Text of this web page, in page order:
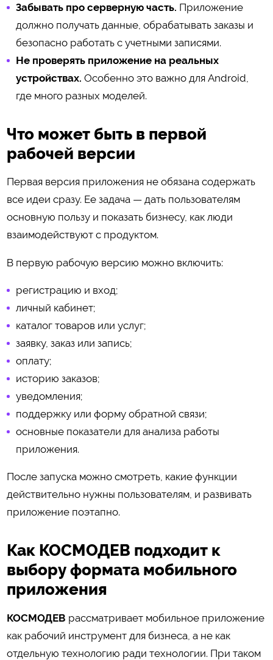
Забывать про серверную часть. Приложение
должно получать данные, обрабатывать заказы и
безопасно работать с учетными записями.
Не проверять приложение на реальных
устройствах. Особенно это важно для Android,
где много разных моделей.
Что может быть в первой
рабочей версии
Первая версия приложения не обязана содержать
все идеи сразу. Ее задача — дать пользователям
основную пользу и показать бизнесу, как люди
взаимодействуют с продуктом.
В первую рабочую версию можно включить:
регистрацию и вход;
личный кабинет;
каталог товаров или услуг;
заявку, заказ или запись;
оплату;
историю заказов;
уведомления;
поддержку или форму обратной связи;
основные показатели для анализа работы
приложения.
После запуска можно смотреть, какие функции
действительно нужны пользователям, и развивать
приложение поэтапно.
Как КОСМОДЕВ подходит к
выбору формата мобильного
приложения
КОСМОДЕВ рассматривает мобильное приложение
как рабочий инструмент для бизнеса, а не как
отдельную технологию ради технологии. При таком